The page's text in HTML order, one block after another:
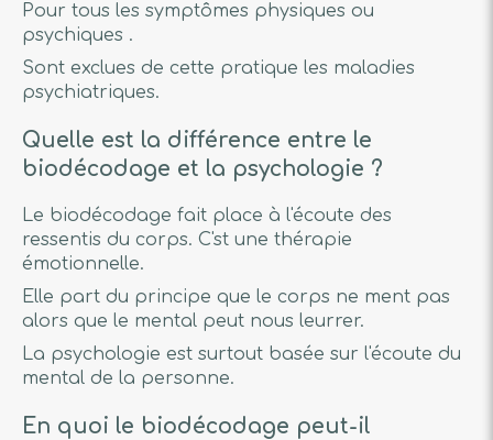
Pour tous les symptômes physiques ou
psychiques .
Sont exclues de cette pratique les maladies
psychiatriques.
Quelle est la différence entre le
biodécodage et la psychologie ?
Le biodécodage fait place à l'écoute des
ressentis du corps. C'st une thérapie
émotionnelle.
Elle part du principe que le corps ne ment pas
alors que le mental peut nous leurrer.
La psychologie est surtout basée sur l'écoute du
mental de la personne.
En quoi le biodécodage peut-il